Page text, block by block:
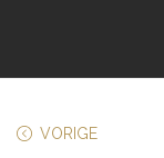
VORIGE